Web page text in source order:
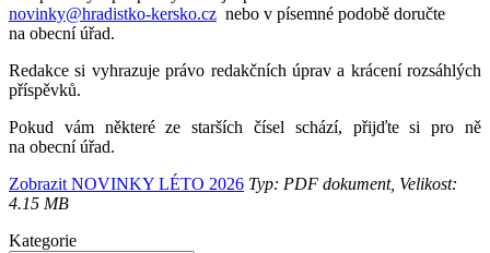
novinky@hradistko-kersko.cz nebo v písemné podobě doručte
na obecní úřad.
Redakce si vyhrazuje právo redakčních úprav a krácení rozsáhlých
příspěvků.
Pokud vám některé ze starších čísel schází, přijďte si pro ně
na obecní úřad.
Zobrazit NOVINKY LÉTO 2026 Typ: PDF dokument, Velikost:
4.15 MB
Kategorie